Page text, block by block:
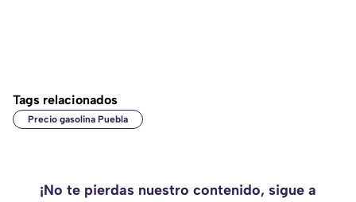
Tags relacionados
Precio gasolina Puebla
¡No te pierdas nuestro contenido, sigue a